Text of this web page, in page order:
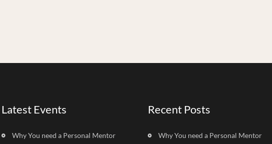
Latest Events
Why You need a Personal Mentor
Recent Posts
Why You need a Personal Mentor